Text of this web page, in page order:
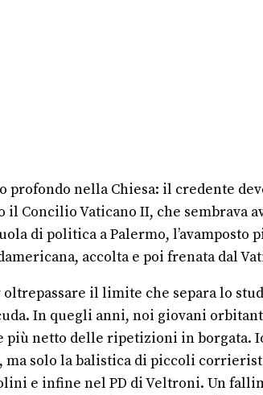
profondo nella Chiesa: il credente
il Concilio Vaticano II, che sembrava
di politica a Palermo,
accolta e poi frenata dal
il limite che separa lo
In quegli anni, noi giovani
netto delle ripetizioni in borgata.
solo la balistica di piccoli
e infine nel PD di Veltroni. Un